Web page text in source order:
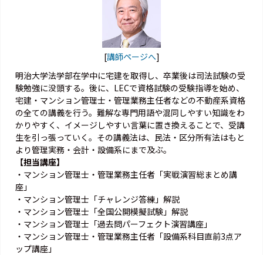
[講師ページへ]
明治大学法学部在学中に宅建を取得し、卒業後は司法試験の受
験勉強に没頭する。後に、LECで資格試験の受験指導を始め、
宅建・マンション管理士・管理業務主任者などの不動産系資格
の全ての講義を行う。難解な専門用語や混同しやすい知識をわ
かりやすく、イメージしやすい言葉に置き換えることで、受講
生を引っ張っていく。その講義法は、民法・区分所有法はもと
より管理実務・会計・設備系にまで及ぶ。
【担当講座】
・マンション管理士・管理業務主任者「実戦演習総まとめ講
座」
・マンション管理士「チャレンジ答練」解説
・マンション管理士「全国公開模擬試験」解説
・マンション管理士「過去問パーフェクト演習講座」
・マンション管理士・管理業務主任者「設備系科目直前3点ア
ップ講座」